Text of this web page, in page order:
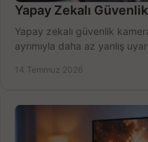
Yapay Zekalı
Yapay zekalı güvenlik
ayrımıyla daha az yanlış
14 Temmuz 2026